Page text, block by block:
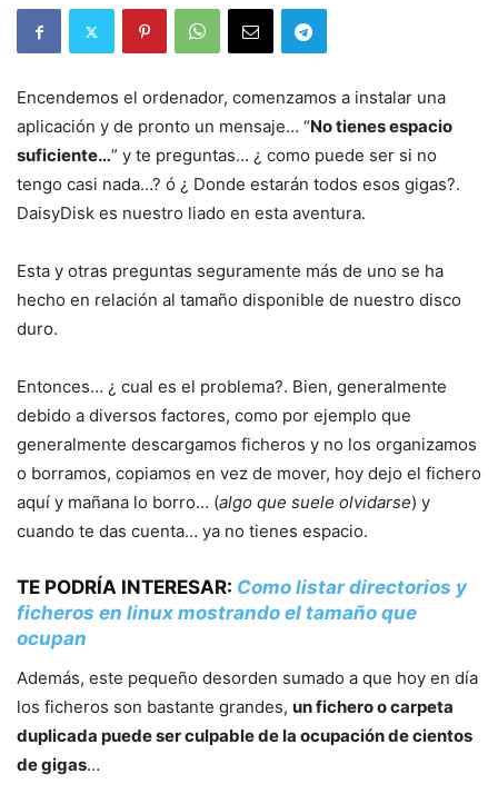
Encendemos el ordenador, comenzamos a instalar una
aplicación y de pronto un mensaje… “No tienes espacio
suficiente…” y te preguntas… ¿ como puede ser si no
tengo casi nada…? ó ¿ Donde estarán todos esos gigas?.
DaisyDisk es nuestro liado en esta aventura.
Esta y otras preguntas seguramente más de uno se ha
hecho en relación al tamaño disponible de nuestro disco
duro.
Entonces… ¿ cual es el problema?. Bien, generalmente
debido a diversos factores, como por ejemplo que
generalmente descargamos ficheros y no los organizamos
o borramos, copiamos en vez de mover, hoy dejo el fichero
aquí y mañana lo borro… (algo que suele olvidarse) y
cuando te das cuenta… ya no tienes espacio.
TE PODRÍA INTERESAR: Como listar directorios y
ficheros en linux mostrando el tamaño que
ocupan
Además, este pequeño desorden sumado a que hoy en día
los ficheros son bastante grandes, un fichero o carpeta
duplicada puede ser culpable de la ocupación de cientos
de gigas…